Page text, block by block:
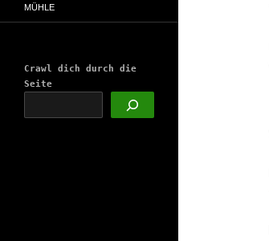
MÜHLE
Crawl dich durch die
Seite